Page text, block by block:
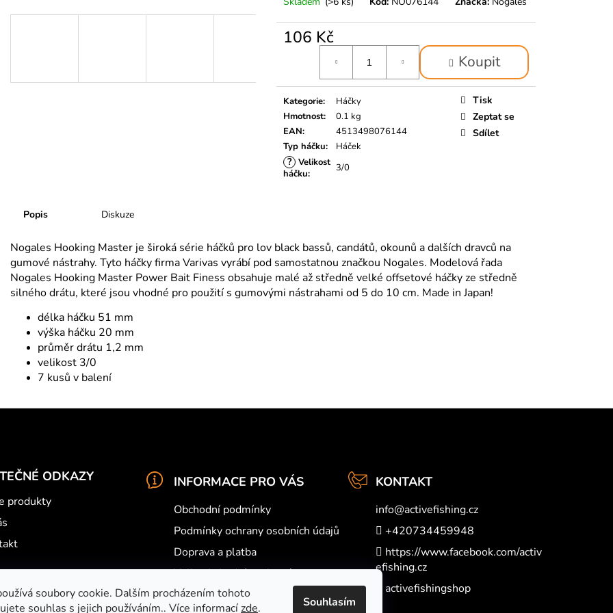
soubory cookie. Dalším procházením tohoto
souhlas s jejich používáním.. Více informacízde. Souhlasím
106 Kč
Koupit
Kategorie:
Háčky
Hmotnost:
0.1 kg
EAN:
4513498076144
Typ háčku: Háček
? Velikost
háčku: 3/0
Tisk
Zeptat se
Sdílet
Popis Diskuze
Nogales Hooking Master je široká série háčků pro lov black bassů, candátů, okounů a dalších dravců na
gumové nástrahy. Tyto háčky firma Varivas vyrábí pod samostatnou značkou Nogales. Modelová řada
Nogales Hooking Master Power Bait Finess obsahuje malé až středně velké offsetové háčky ze středně
silného drátu, které jsou vhodné pro použití s gumovými nástrahami od 5 do 10 cm. Made in Japan!
délka háčku 51 mm
výška háčku 20 mm
průměr drátu 1,2 mm
velikost 3/0
7 kusů v balení
ODKAZY
produkty
INFORMACE PRO VÁS
Obchodní podmínky
Podmínky ochrany osobních údajů
Doprava a platba
Velkoobchodní spolupráce
Můj účet
KONTAKT
info@activefishing.cz
+420734459948
https://www.facebook.com/activ
efishing.cz
activefishingshop